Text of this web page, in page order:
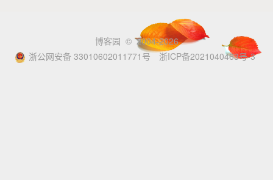
博客园 © 2004-2026
浙公网安备 33010602011771号
浙ICP备2021040463号-3